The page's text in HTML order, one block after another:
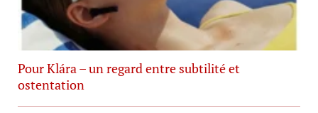
Pour Klára – un regard entre subtilité et
ostentation